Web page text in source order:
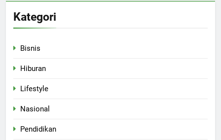
Kategori
Bisnis
Hiburan
Lifestyle
Nasional
Pendidikan